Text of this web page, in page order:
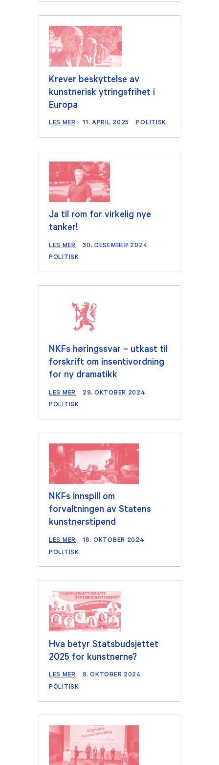
Krever beskyttelse av
kunstnerisk ytringsfrihet i
Europa
LES MER 11. APRIL 2025 POLITISK
Ja til rom for virkelig nye
tanker!
LES MER
30. DESEMBER 2024
POLITISK
NKFs høringssvar – utkast til
forskrift om insentivordning
for ny dramatikk
LES MER
29. OKTOBER 2024
POLITISK
NKFs innspill om
forvaltningen av Statens
kunstnerstipend
LES MER
18. OKTOBER 2024
POLITISK
Hva betyr Statsbudsjettet
2025 for kunstnerne?
LES MER
9. OKTOBER 2024
POLITISK